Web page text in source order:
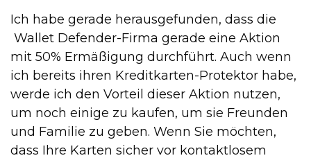
Ich habe gerade herausgefunden, dass die
Wallet Defender-Firma gerade eine Aktion
mit 50% Ermäßigung durchführt. Auch wenn
ich bereits ihren Kreditkarten-Protektor habe,
werde ich den Vorteil dieser Aktion nutzen,
um noch einige zu kaufen, um sie Freunden
und Familie zu geben. Wenn Sie möchten,
dass Ihre Karten sicher vor kontaktlosem